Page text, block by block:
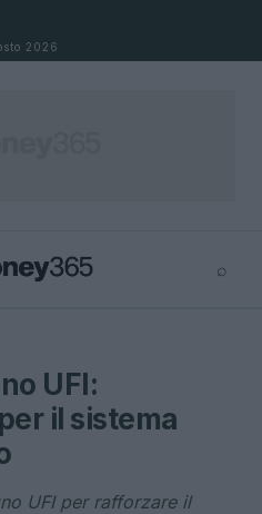
2026
⌕
UFI:
il sistema
UFI per rafforzare il